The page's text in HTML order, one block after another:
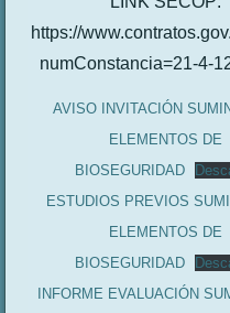
https://
numConstancia=21-4-
AVISO INVITACIÓN
ELEMENTOS DE
BIOSEGURIDAD
ESTUDIOS PREVIOS
ELEMENTOS DE
BIOSEGURIDAD
INFORME EVALUACIÓN